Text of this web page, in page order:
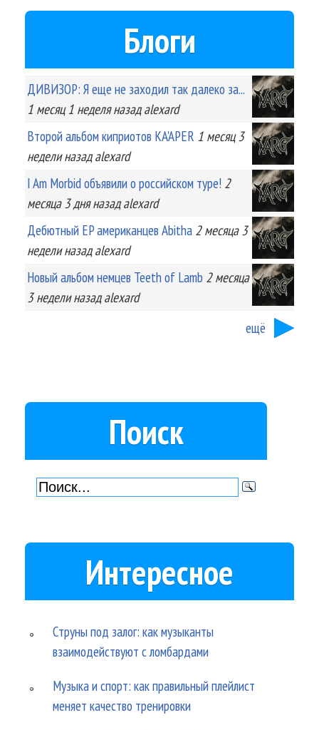
Блоги
ДИВИЗОР: Я еще не заходил так далеко за...
1 месяц 1 неделяназад alexard
Второй альбом киприотов KA'APER 1 месяц 3
неделиназад alexard
I Am Morbid объявили о российском туре! 2
месяца 3 дняназад alexard
Дебютный EP американцев Abitha 2 месяца 3
неделиназад alexard
Новый альбом немцев Teeth of Lamb 2 месяца
3 неделиназад alexard
ещё
Поиск
Интересное
Струны под залог: как музыканты
взаимодействуют с ломбардами
Музыка и спорт: как правильный плейлист
меняет качество тренировки